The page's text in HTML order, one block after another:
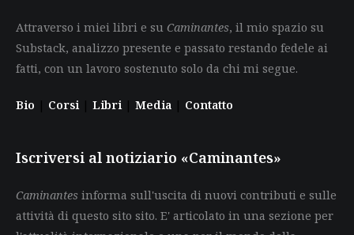
Attraverso i miei libri e su Caminantes, il mio spazio su
Substack, analizzo presente e passato restando fedele ai
fatti, con un lavoro sostenuto solo da chi mi segue.
Bio | Corsi | Libri | Media | Contatto
Iscriversi al notiziario «Caminantes»
Caminantes informa sull'uscita di nuovi contributi e sulle
attività di questo sito sito. E' articolato in una sezione per